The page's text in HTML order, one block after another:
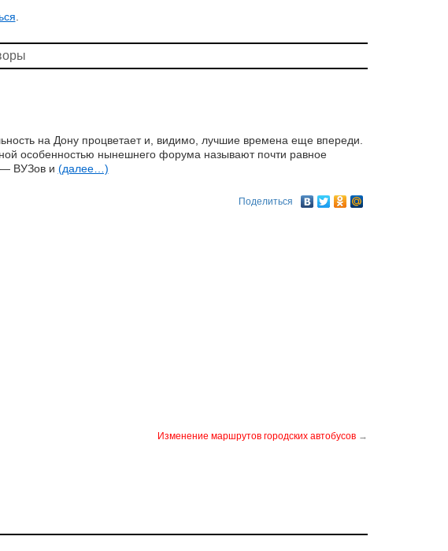
на Дону процветает и, видимо, лучшие времена еще впереди.
особенностью нынешнего форума называют почти равное
— ВУЗов и (далее…)
Поделиться
Изменение маршрутов городских автобусов →